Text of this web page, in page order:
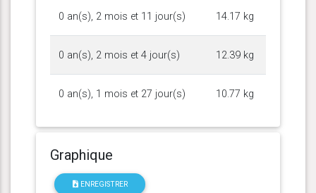
0 an(s), 2 mois et 11 jour(s) 14.17 kg
0 an(s), 2 mois et 4 jour(s) 12.39 kg
0 an(s), 1 mois et 27 jour(s) 10.77 kg
Graphique
ENREGISTRER